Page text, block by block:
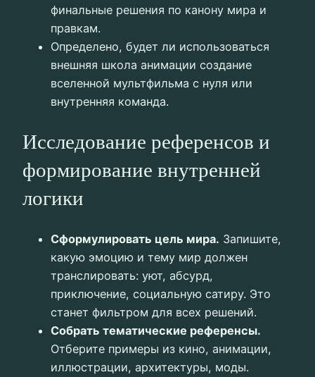
финальные решения по канону мира и
правкам.
Определено, будет ли использоваться
внешняя школа анимации создание
вселенной мультфильма с нуля или
внутренняя команда.
Исследование референсов и
формирование внутренней
логики
Сформулировать цель мира. Запишите,
какую эмоцию и тему мир должен
транслировать: уют, абсурд,
приключение, социальную сатиру. Это
станет фильтром для всех решений.
Собрать тематические референсы.
Отберите примеры из кино, анимации,
иллюстрации, архитектуры, моды.